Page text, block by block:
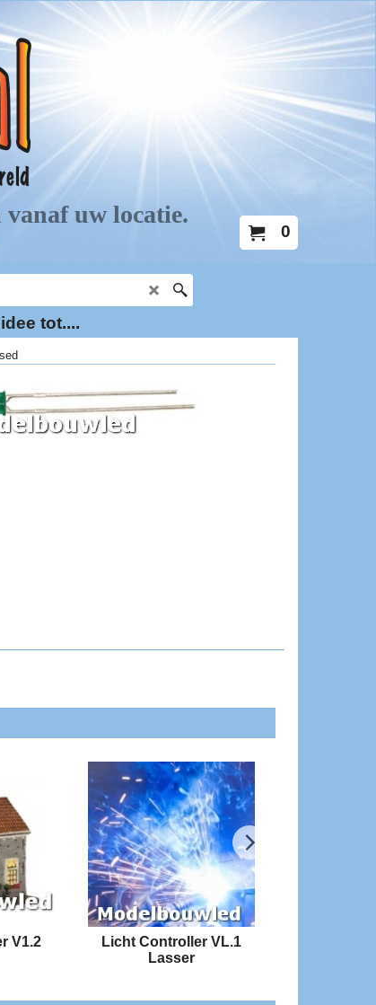
0
tot....
V1.2
Licht Controller VL.1
Lasser